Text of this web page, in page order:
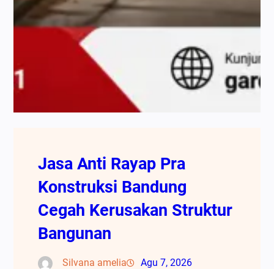
Jasa Anti Rayap Pra
Konstruksi Bandung
Cegah Kerusakan Struktur
Bangunan
Silvana amelia Agu 7, 2026